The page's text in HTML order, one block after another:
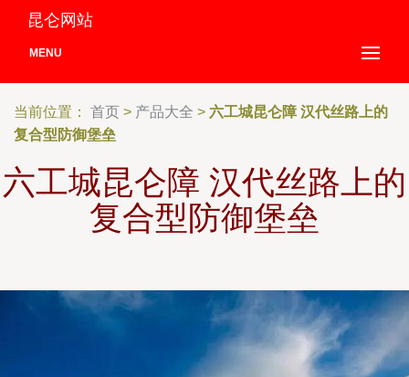
昆仑网站
MENU
当前位置： 首页 > 产品大全 > 六工城昆仑障 汉代丝路上的
复合型防御堡垒
六工城昆仑障 汉代丝路上的
复合型防御堡垒